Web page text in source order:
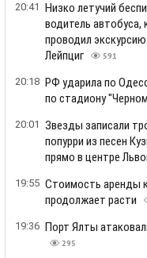
20:41 Низко летучий
водитель автобуса,
проводил
Лейпциг
591
20:18 РФ ударила по
по стадиону
20:01 Звезды записали
попурри из песен
прямо в центре
19:55 Стоимость аренды
продолжает расти
19:36 Порт Ялты
295